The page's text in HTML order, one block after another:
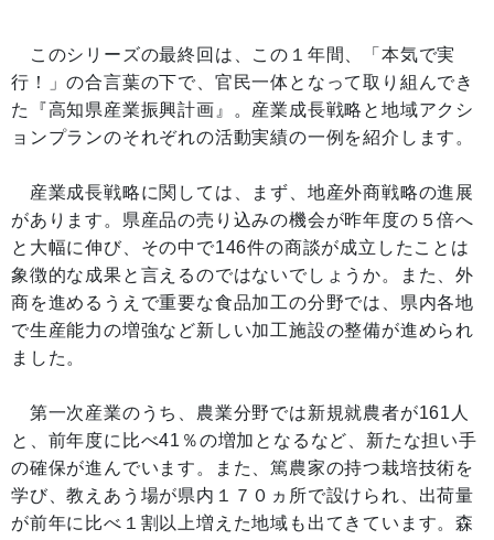
このシリーズの最終回は、この１年間、「本気で実
行！」の合言葉の下で、官民一体となって取り組んでき
た『高知県産業振興計画』。産業成長戦略と地域アクシ
ョンプランのそれぞれの活動実績の一例を紹介します。
産業成長戦略に関しては、まず、地産外商戦略の進展
があります。県産品の売り込みの機会が昨年度の５倍へ
と大幅に伸び、その中で146件の商談が成立したことは
象徴的な成果と言えるのではないでしょうか。また、外
商を進めるうえで重要な食品加工の分野では、県内各地
で生産能力の増強など新しい加工施設の整備が進められ
ました。
第一次産業のうち、農業分野では新規就農者が161人
と、前年度に比べ41％の増加となるなど、新たな担い手
の確保が進んでいます。また、篤農家の持つ栽培技術を
学び、教えあう場が県内１７０ヵ所で設けられ、出荷量
が前年に比べ１割以上増えた地域も出てきています。森